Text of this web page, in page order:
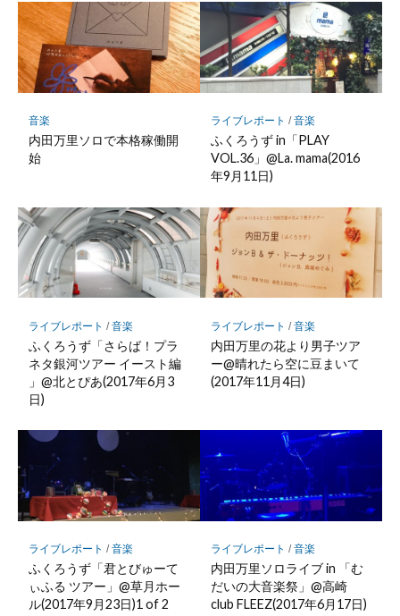
マ
ー
ク
に
保
音楽
内田万里ソロで本格稼働開
始
ライブレポート /音楽
ふくろうず in「PLAY
VOL.36」@La. mama(2016
年9月11日)
ライブレポート /音楽
ふくろうず「さらば！プラ
ネタ銀河ツアー イースト編
」@北とぴあ(2017年6月3
日)
ライブレポート /音楽
内田万里の花より男子ツア
ー@晴れたら空に豆まいて
(2017年11月4日)
ライブレポート /音楽
ふくろうず「君とびゅーて
ぃふる ツアー」@草月ホー
ル(2017年9月23日)1 of 2
ライブレポート /音楽
内田万里ソロライブ in 「む
だいの大音楽祭」@高崎
club FLEEZ(2017年6月17日)